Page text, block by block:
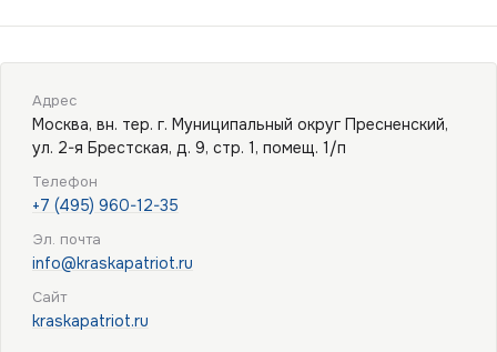
Адрес
Москва, вн. тер. г. Муниципальный округ Пресненский,
ул. 2-я Брестская, д. 9, стр. 1, помещ. 1/п
Телефон
+7 (495) 960-12-35
Эл. почта
info@kraskapatriot.ru
Сайт
kraskapatriot.ru